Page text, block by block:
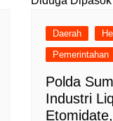
Daerah
Pemerintahan
Polda
Industri